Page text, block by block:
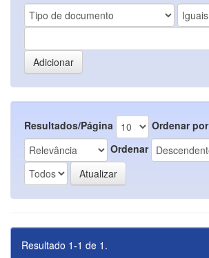
Resultados/Página
Ordenar por
Ordenar
Resultado 1-1 de 1.